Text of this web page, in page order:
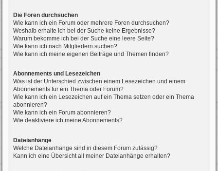
Die Foren durchsuchen
Wie kann ich ein Forum oder mehrere Foren durchsuchen?
Weshalb erhalte ich bei der Suche keine Ergebnisse?
Warum bekomme ich bei der Suche eine leere Seite?
Wie kann ich nach Mitgliedern suchen?
Wie kann ich meine eigenen Beiträge und Themen finden?
Abonnements und Lesezeichen
Was ist der Unterschied zwischen einem Lesezeichen und einem
Abonnements für ein Thema oder Forum?
Wie kann ich ein Lesezeichen auf ein Thema setzen oder ein Thema
abonnieren?
Wie kann ich ein Forum abonnieren?
Wie deaktiviere ich meine Abonnements?
Dateianhänge
Welche Dateianhänge sind in diesem Forum zulässig?
Kann ich eine Übersicht all meiner Dateianhänge erhalten?